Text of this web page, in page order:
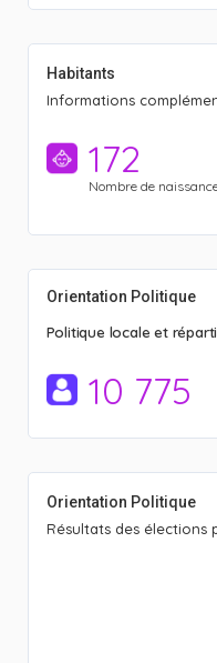
Habitants
Informations
172
Nombre de
Orientation Politique
Politique locale et
10 775
Orientation Politique
Résultats des élections